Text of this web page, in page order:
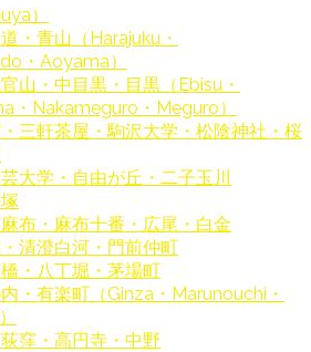
）
・青山（Harajuku・
・Aoyama）
山・中目黒・目黒（Ebisu・
・Nakameguro・Meguro）
三軒茶屋・駒沢大学・松陰神社・桜
大学・自由が丘・二子玉川
布・麻布十番・広尾・白金
清澄白河・門前仲町
・八丁堀・茅場町
・有楽町（Ginza・Marunouchi・
窪・高円寺・中野